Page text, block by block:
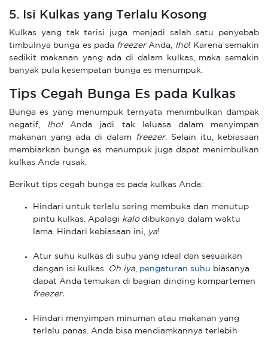
5. Isi Kulkas yang Terlalu Kosong
Kulkas yang tak terisi juga menjadi salah satu penyebab
timbulnya bunga es pada freezerAnda, lho! Karena semakin
sedikit makanan yang ada di dalam kulkas, maka semakin
banyak pula kesempatan bunga es menumpuk.
Tips Cegah Bunga Es pada Kulkas
Bunga es yang menumpuk ternyata menimbulkan dampak
negatif, lho!Anda jadi tak leluasa dalam menyimpan
makanan yang ada di dalam freezer. Selain itu, kebiasaan
membiarkan bunga es menumpuk juga dapat menimbulkan
kulkas Anda rusak.
Berikut tips cegah bunga es pada kulkas Anda:
Hindari untuk terlalu sering membuka dan menutup
pintu kulkas. Apalagi kalo dibukanya dalam waktu
lama. Hindari kebiasaan ini,
ya!
Atur suhu kulkas di suhu yang ideal dan sesuaikan
dengan isi kulkas.
Oh iya, pengaturan suhu biasanya
dapat Anda temukan di bagian dinding kompartemen
freezer.
Hindari menyimpan minuman atau makanan yang
terlalu panas. Anda bisa mendiamkannya terlebih